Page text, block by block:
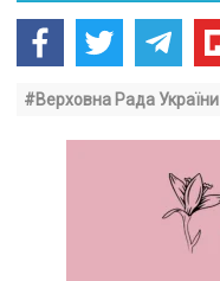
#Верховна Рада України